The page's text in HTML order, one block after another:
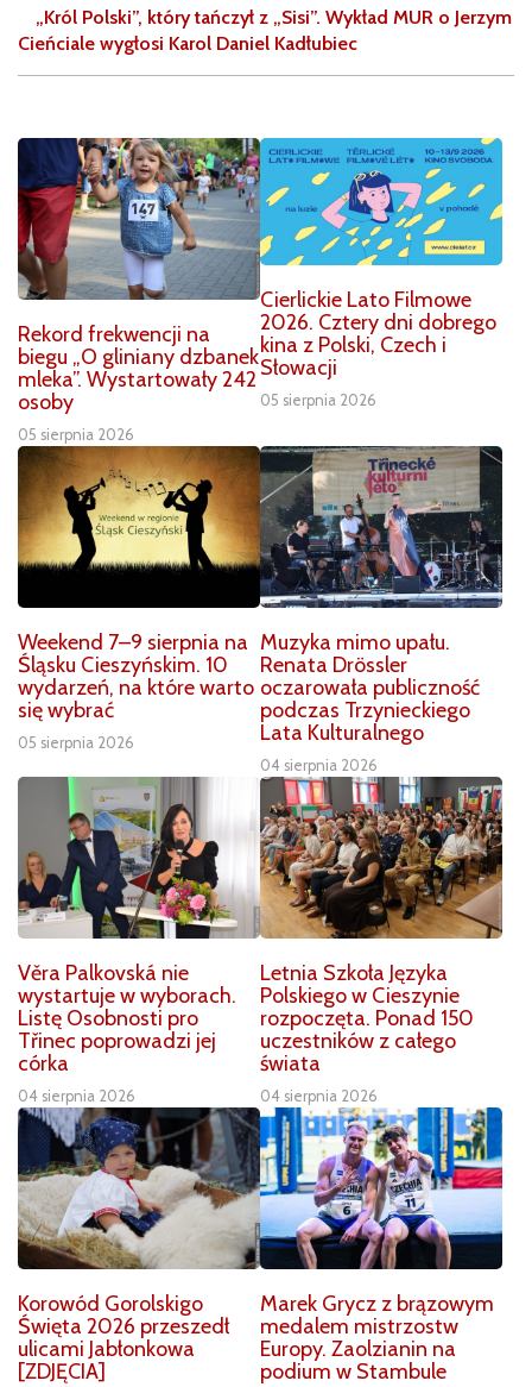
„Król Polski”, który tańczył z „Sisi”. Wykład MUR o Jerzym
Cieńciale wygłosi Karol Daniel Kadłubiec
Rekord frekwencji na
biegu „O gliniany dzbanek
mleka”. Wystartowały 242
osoby
05 sierpnia 2026
Cierlickie Lato Filmowe
2026. Cztery dni dobrego
kina z Polski, Czech i
Słowacji
05 sierpnia 2026
Weekend 7–9 sierpnia na
Śląsku Cieszyńskim. 10
wydarzeń, na które warto
się wybrać
05 sierpnia 2026
Muzyka mimo upału.
Renata Drössler
oczarowała publiczność
podczas Trzynieckiego
Lata Kulturalnego
04 sierpnia 2026
Věra Palkovská nie
wystartuje w wyborach.
Listę Osobnosti pro
Třinec poprowadzi jej
córka
04 sierpnia 2026
Letnia Szkoła Języka
Polskiego w Cieszynie
rozpoczęta. Ponad 150
uczestników z całego
świata
04 sierpnia 2026
Korowód Gorolskigo
Święta 2026 przeszedł
ulicami Jabłonkowa
[ZDJĘCIA]
Marek Grycz z brązowym
medalem mistrzostw
Europy. Zaolzianin na
podium w Stambule